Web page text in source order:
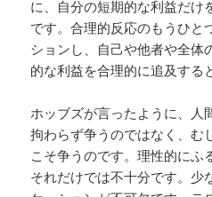
に、自分の短期的な利益だけ
です。合理的反応のもうひと
ションし、自己や他者や全体
的な利益を合理的に追及する
ホッブズが言ったように、人
拘わらず争うのではなく、む
こそ争うのです。理性的にふ
それだけでは不十分です。少